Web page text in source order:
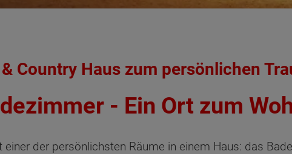
Country Haus zum persönlichen
- Ein Ort zum
einer der persönlichsten Räume in einem Haus: das